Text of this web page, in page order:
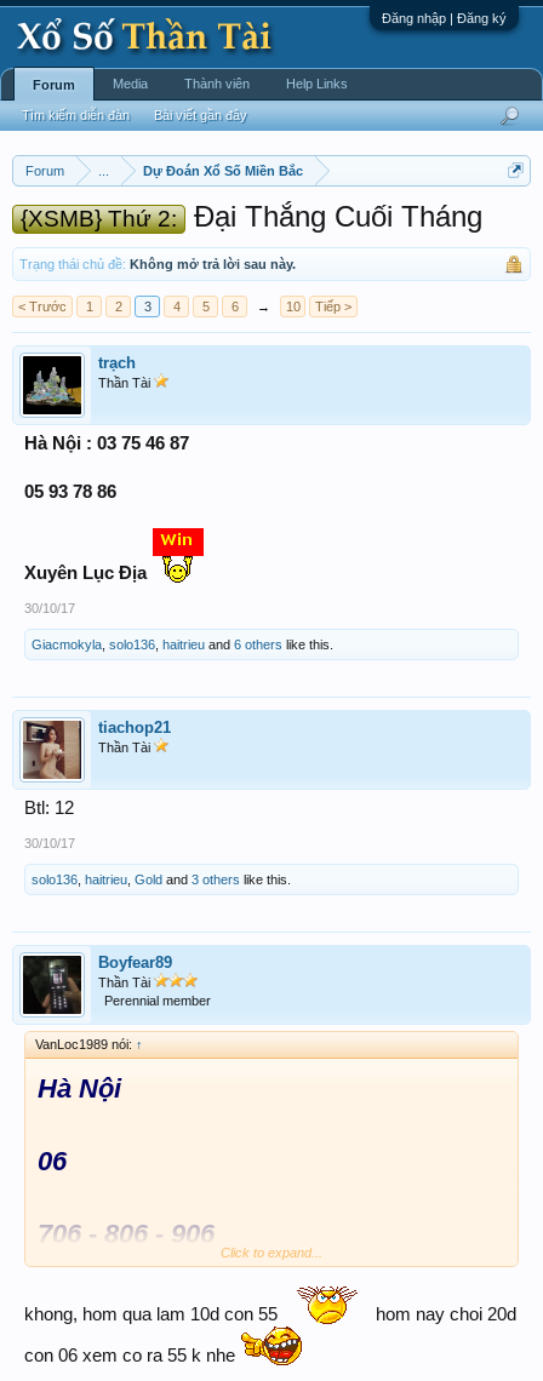
Đăng nhập | Đăng ký
Forum Dự Đoán Xổ Số Miền Bắc
{XSMB} Thứ 2: Đại Thắng Cuối Tháng
Trạng thái chủ đề: Không mở trả lời sau này.
< Trước 1 2 3 4 5 6 → 10 Tiếp >
trạch
Thần Tài
Hà Nội : 03 75 46 87
05 93 78 86
Xuyên Lục Địa
30/10/17
Giacmokyla solo136 haitrieu and 6 others like this.
tiachop21
Thần Tài
Btl: 12
30/10/17
solo136 haitrieu Gold and 3 others like this.
Boyfear89
Thần Tài
Perennial member
VanLoc1989 nói: ↑
Hà Nội
06
706 - 806 - 906
Coi chừng con 55 hôm qua
Click to expand...
khong, hom qua lam 10d con 55 hom nay choi 20d
con 06 xem co ra 55 k nhe
Forum
Tìm kiếm diễn đàn Bài viết gần đây
Media Thành viên Help Links